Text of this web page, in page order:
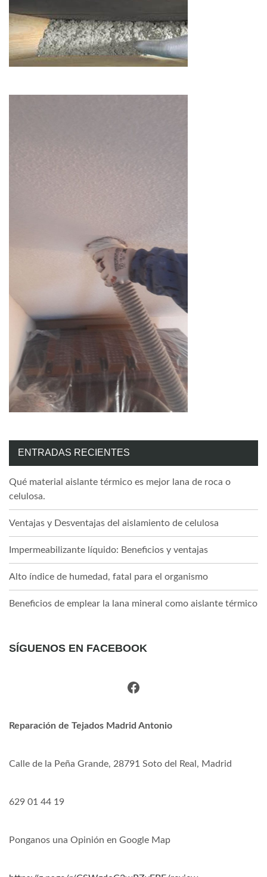
ENTRADAS RECIENTES
Qué material aislante térmico es mejor lana de roca o
celulosa.
Ventajas y Desventajas del aislamiento de celulosa
Impermeabilizante líquido: Beneficios y ventajas
Alto índice de humedad, fatal para el organismo
Beneficios de emplear la lana mineral como aislante térmico
SÍGUENOS EN FACEBOOK
Facebook
Reparación de Tejados Madrid Antonio
Calle de la Peña Grande, 28791 Soto del Real, Madrid
629 01 44 19
Ponganos una Opinión en Google Map